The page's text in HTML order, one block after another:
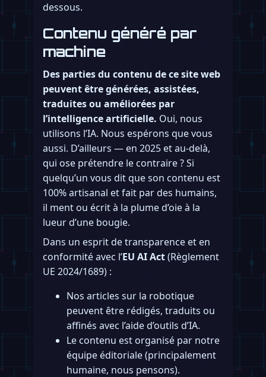
dessous.
Contenu généré par
machine
Des parties du contenu de ce site web
peuvent être générées, assistées,
traduites ou améliorées par
l’intelligence artificielle. Oui, nous
utilisons l’IA. Nous espérons que vous
aussi. D’ailleurs — en 2025 et au-delà,
qui ose prétendre le contraire ? Si
quelqu’un vous dit que son contenu est
100% artisanal et fait par des humains,
il ment ou écrit à la plume d’oie à la
lueur d’une bougie.
Dans un esprit de transparence et en
conformité avec l’EU AI Act(Règlement
UE 2024/1689) :
Nos articles sur la robotique
peuvent être rédigés, traduits ou
affinés avec l’aide d’outils d’IA.
Le contenu est organisé par notre
équipe éditoriale (principalement
humaine, nous pensons).